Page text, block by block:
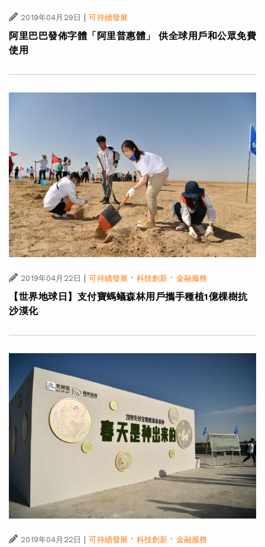
2019年04月29日 | 可持續發展
阿里巴巴發佈字體「阿里普惠體」 供全球用戶和公眾免費
使用
2019年04月22日 | 可持續發展 · 科技創新 · 金融服務
【世界地球日】支付寶螞蟻森林用戶攜手種植1億棵樹抗
沙漠化
2019年04月22日 | 可持續發展 · 科技創新 · 金融服務